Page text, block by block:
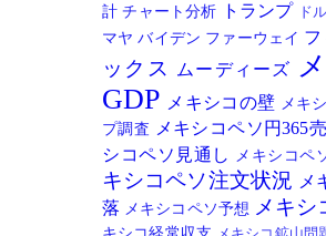
計チャート分析 トランプ ド
マヤバイデン ファーウェイ
ックス
ムーディーズ
GDP メキシコの壁 メキ
プ調査
メキシコペソ円365
シコペソ見通し
メキシコペ
キシコペソ注文状況 メ
落 メキシコペソ予想 メキシ